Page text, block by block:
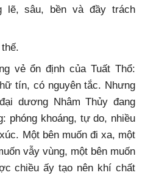
lẽ, sâu, bền và đầy trách
vẻ ổn định của Tuất Thổ:
tín, có nguyên tắc. Nhưng
dương Nhâm Thủy đang
phóng khoáng, tự do, nhiều
Một bên muốn đi xa, một
vẫy vùng, một bên muốn
chiều ấy tạo nên khí chất